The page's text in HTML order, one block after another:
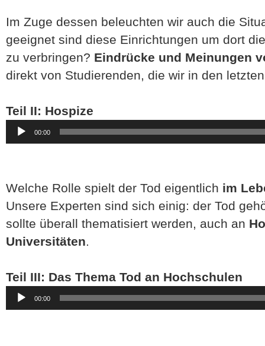
Im Zuge dessen beleuchten wir auch die
geeignet sind diese Einrichtungen um dort
zu verbringen? Eindrücke und Meinungen
direkt von Studierenden, die wir in den
Teil II: Hospize
Audio-
Player
00:00
Welche Rolle spielt der Tod eigentlich im
Unsere Experten sind sich einig: der Tod
sollte überall thematisiert werden, auch an
Universitäten.
Teil III: Das Thema Tod an Hochschulen
Audio-
Player
00:00